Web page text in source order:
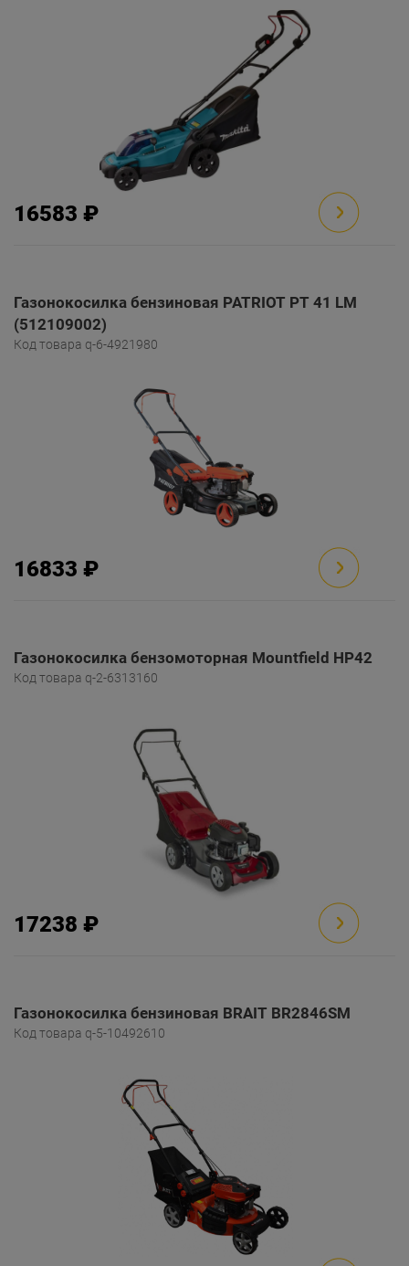
16583 ₽
Газонокосилка бензиновая PATRIOT PT 41 LM
(512109002)
Код товара q-6-4921980
16833 ₽
Газонокосилка бензомоторная Mountfield HP42
Код товара q-2-6313160
17238 ₽
Газонокосилка бензиновая BRAIT BR2846SM
Код товара q-5-10492610